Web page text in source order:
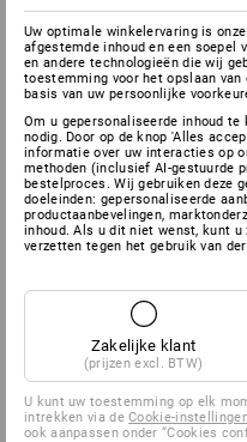
Uw optimale winkelervaring is
afgestemde inhoud en een soepel
en andere technologieën die wij
toestemming voor het opslaan
basis van uw persoonlijke
Om u gepersonaliseerde inhoud
nodig. Door op de knop 'Alles
informatie over uw interacties op
methoden (inclusief AI-gestuurde
bestelproces. Wij gebruiken deze
doeleinden: gepersonaliseerde
productaanbevelingen,
inhoud. Als u dit niet wenst, kunt u
verzetten tegen het gebruik van
Zakelijke klant
(prijzen excl. BTW)
U kunt uw toestemming op elk
intrekken via deCookie-
ook aanpassen onder “Cookies